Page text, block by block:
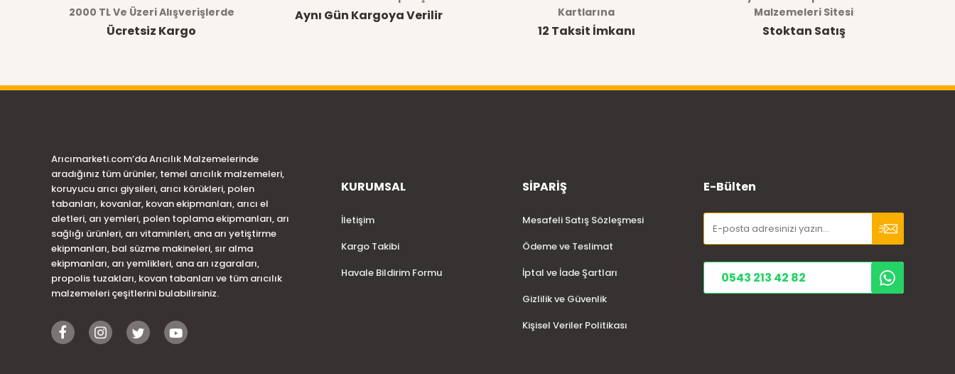
2000 TL Ve Üzeri Alışverişlerde
Ücretsiz Kargo
Aynı Gün Kargoya Verilir
Kartlarına
12 Taksit İmkanı
Malzemeleri Sitesi
Stoktan Satış
Arıcımarketi.com’da Arıcılık Malzemelerinde
aradığınız tüm ürünler, temel arıcılık malzemeleri,
koruyucu arıcı giysileri, arıcı körükleri, polen
tabanları, kovanlar, kovan ekipmanları, arıcı el
aletleri, arı yemleri, polen toplama ekipmanları, arı
sağlığı ürünleri, arı vitaminleri, ana arı yetiştirme
ekipmanları, bal süzme makineleri, sır alma
ekipmanları, arı yemlikleri, ana arı ızgaraları,
propolis tuzakları, kovan tabanları ve tüm arıcılık
malzemeleri çeşitlerini bulabilirsiniz.
KURUMSAL
İletişim
Kargo Takibi
Havale Bildirim Formu
SİPARİŞ
Mesafeli Satış Sözleşmesi
Ödeme ve Teslimat
İptal ve İade Şartları
Gizlilik ve Güvenlik
Kişisel Veriler Politikası
E-Bülten
0543 213 42 82